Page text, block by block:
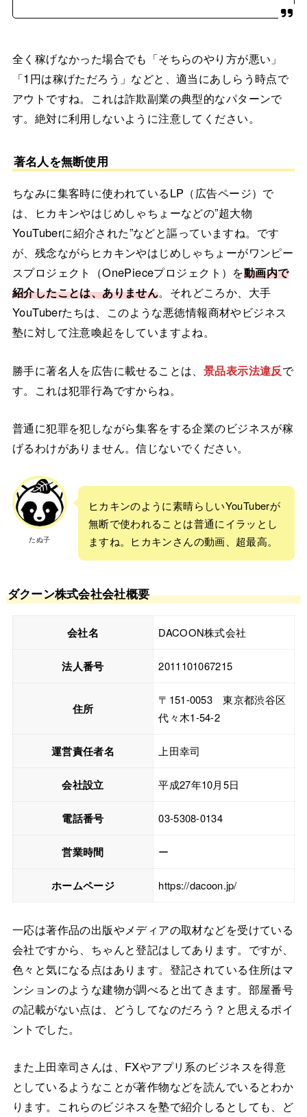
全く稼げなかった場合でも「そちらのやり方が悪い」
「1円は稼げただろう」などと、適当にあしらう時点で
アウトですね。これは詐欺副業の典型的なパターンで
す。絶対に利用しないように注意してください。
著名人を無断使用
ちなみに集客時に使われているLP（広告ページ）で
は、ヒカキンやはじめしゃちょーなどの”超大物
YouTuberに紹介された”などと謳っていますね。です
が、残念ながらヒカキンやはじめしゃちょーがワンピー
スプロジェクト（OnePieceプロジェクト）を動画内で
紹介したことは、ありません。それどころか、大手
YouTuberたちは、このような悪徳情報商材やビジネス
塾に対して注意喚起をしていますよね。
勝手に著名人を広告に載せることは、 景品表示法違反で
す。これは犯罪行為ですからね。
普通に犯罪を犯しながら集客をする企業のビジネスが稼
げるわけがありません。信じないでください。
たぬ子
ヒカキンのように素晴らしいYouTuberが
無断で使われることは普通にイラッとし
ますね。ヒカキンさんの動画、超最高。
ダクーン株式会社会社概要
会社名 DACOON株式会社
法人番号 2011101067215
住所
〒151-0053 東京都渋谷区
代々木1-54-2
運営責任者名 上田幸司
会社設立 平成27年10月5日
電話番号 03-5308-0134
営業時間 ー
ホームページ https://dacoon.jp/
一応は著作品の出版やメディアの取材などを受けている
会社ですから、ちゃんと登記はしてあります。ですが、
色々と気になる点はあります。登記されている住所はマ
ンションのような建物が調べると出てきます。部屋番号
の記載がない点は、どうしてなのだろう？と思えるポイ
ントでした。
また上田幸司さんは、FXやアプリ系のビジネスを得意
としているようなことが著作物などを読んでいるとわか
ります。これらのビジネスを塾で紹介しるとしても、ど